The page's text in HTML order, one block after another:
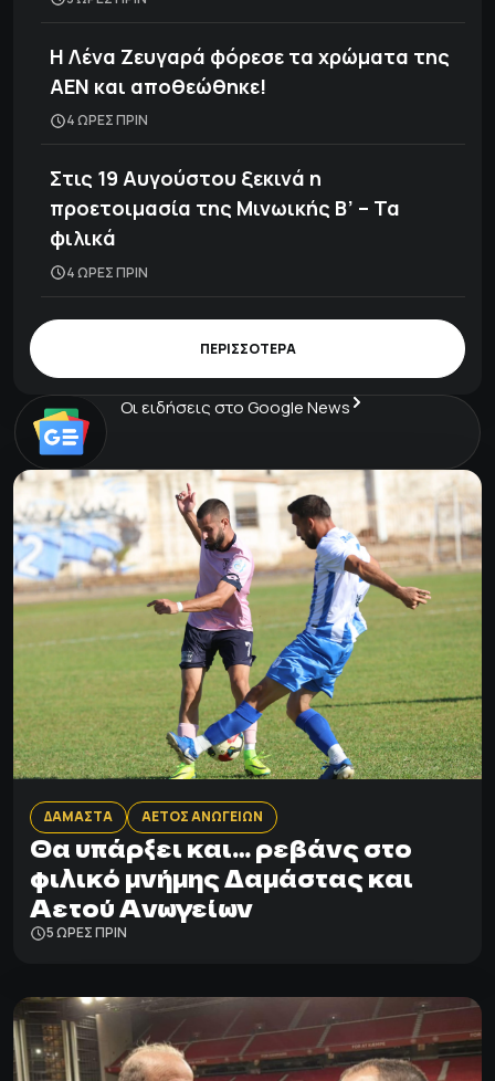
Η Λένα Ζευγαρά φόρεσε τα χρώματα της
ΑΕΝ και αποθεώθηκε!
4 ΩΡΕΣ ΠΡΙΝ
Στις 19 Αυγούστου ξεκινά η
προετοιμασία της Μινωικής Β’ – Τα
φιλικά
4 ΩΡΕΣ ΠΡΙΝ
ΠΕΡΙΣΣΟΤΕΡΑ
Οι ειδήσεις στο Google News
ΔΑΜΑΣΤΑ ΑΕΤΟΣ ΑΝΩΓΕΙΩΝ
Θα υπάρξει και… ρεβάνς στο
φιλικό μνήμης Δαμάστας και
Αετού Ανωγείων
5 ΩΡΕΣ ΠΡΙΝ